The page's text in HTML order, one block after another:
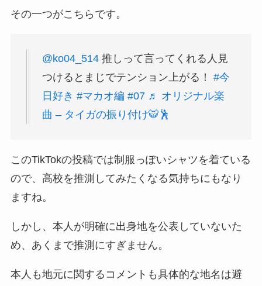
その一つがこちらです。
@ko04_514推しって言ってくれる人見
つけるとまじでテンション上がる！ #今
日好き #マカオ編 #07 ♬ オリジナル楽
曲 – タイガの振り付け🐯🕺
このTikTokの投稿では制服っぽいシャツを着ている
ので、高校を推測してみたくなる気持ちにもなり
ますね。
しかし、本人が明確に出身地を公表していないた
め、あくまで推測にすぎません。
本人も地元に関するコメントも具体的な地名は避